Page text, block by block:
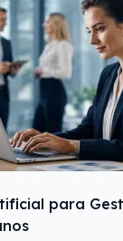
para